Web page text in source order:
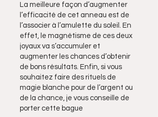
La meilleure façon d’augmenter
l’efficacité de cet anneau est de
l’associer à l’amulette du soleil. En
effet, le magnétisme de ces deux
joyaux va s’accumuler et
augmenter les chances d’obtenir
de bons résultats. Enfin, si vous
souhaitez faire des rituels de
magie blanche pour de l’argent ou
de la chance, je vous conseille de
porter cette bague